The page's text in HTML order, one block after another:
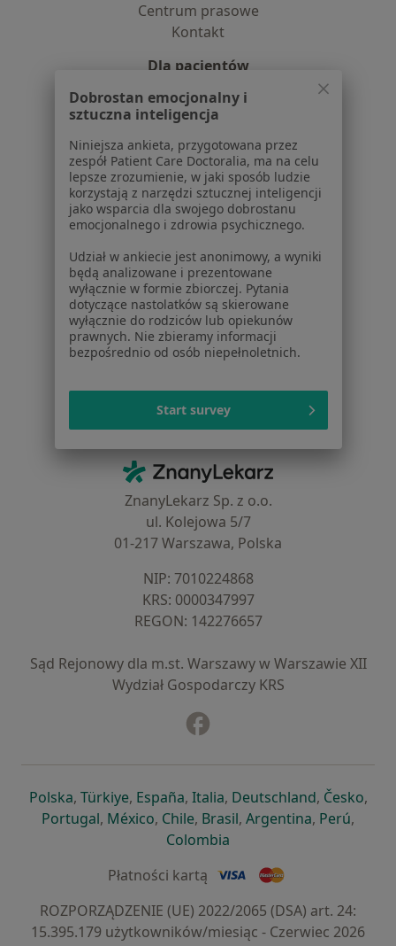
Centrum prasowe
Kontakt
Dla pacjentów
Lekarze
Placówki medyczne
Pytania i odpowiedzi
Usługi i zabiegi
Choroby
Pomoc
Aplikacje mobilne
Blog dla pacjentów
Dla profesjonalistów
Cennik
Dla lekarzy
Dla placówek medycznych
Centrum Pomocy dla Specjalisty
Kontakt ZnanyLekarz - Strona główna
ZnanyLekarz Sp. z o.o.
ul. Kolejowa 5/7
01-217 Warszawa, Polska
NIP: ⁠7010224868
KRS: ⁠0000347997
REGON: ⁠142276657
Sąd Rejonowy dla m.st. Warszawy w Warszawie XII
Wydział Gospodarczy KRS
Polskaotwiera się w nowej karcie
, Türkiyeotwiera się w nowej karcie
, Españaotwiera się w nowej karcie
, Italiaotwiera się w nowej
, Deutschlandotwiera się
, Česko,
Portugalotwiera się w nowej karcie
, Méxicootwiera się w nowej karcie
, Chileotwiera się w nowej karcie
, Brasilotwiera się w nowej
, Argentinaotwiera się
, Perú,
Colombia
Płatności kartą
ROZPORZĄDZENIE (UE) 2022/2065 (DSA) art. 24:
15.395.179 użytkowników/miesiąc - Czerwiec 2026
Dobrostan emocjonalny i
sztuczna inteligencja
Niniejsza ankieta, przygotowana przez
zespół Patient Care Doctoralia, ma na celu
lepsze zrozumienie, w jaki sposób ludzie
korzystają z narzędzi sztucznej inteligencji
jako wsparcia dla swojego dobrostanu
emocjonalnego i zdrowia psychicznego.
Udział w ankiecie jest anonimowy, a wyniki
będą analizowane i prezentowane
wyłącznie w formie zbiorczej. Pytania
dotyczące nastolatków są skierowane
wyłącznie do rodziców lub opiekunów
prawnych. Nie zbieramy informacji
bezpośrednio od osób niepełnoletnich.
Start survey